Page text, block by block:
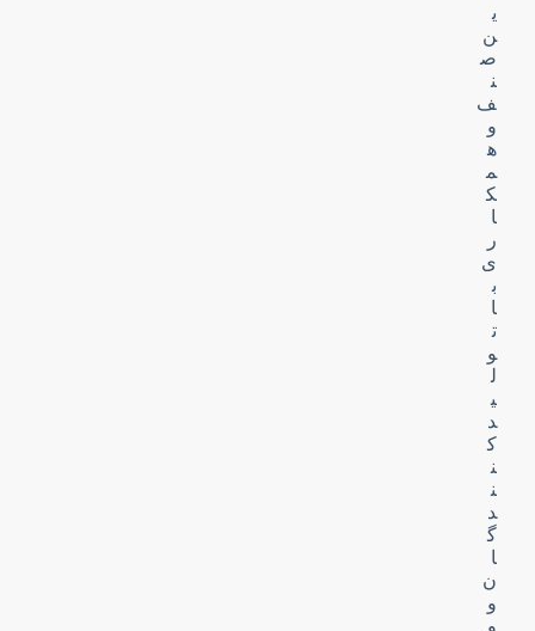
ی
ن
ص
ن
ف
و
ه
م
ک
ا
ر
ی
ب
ا
ت
و
ل
ی
د
ک
ن
ن
د
گ
ا
ن
و
و